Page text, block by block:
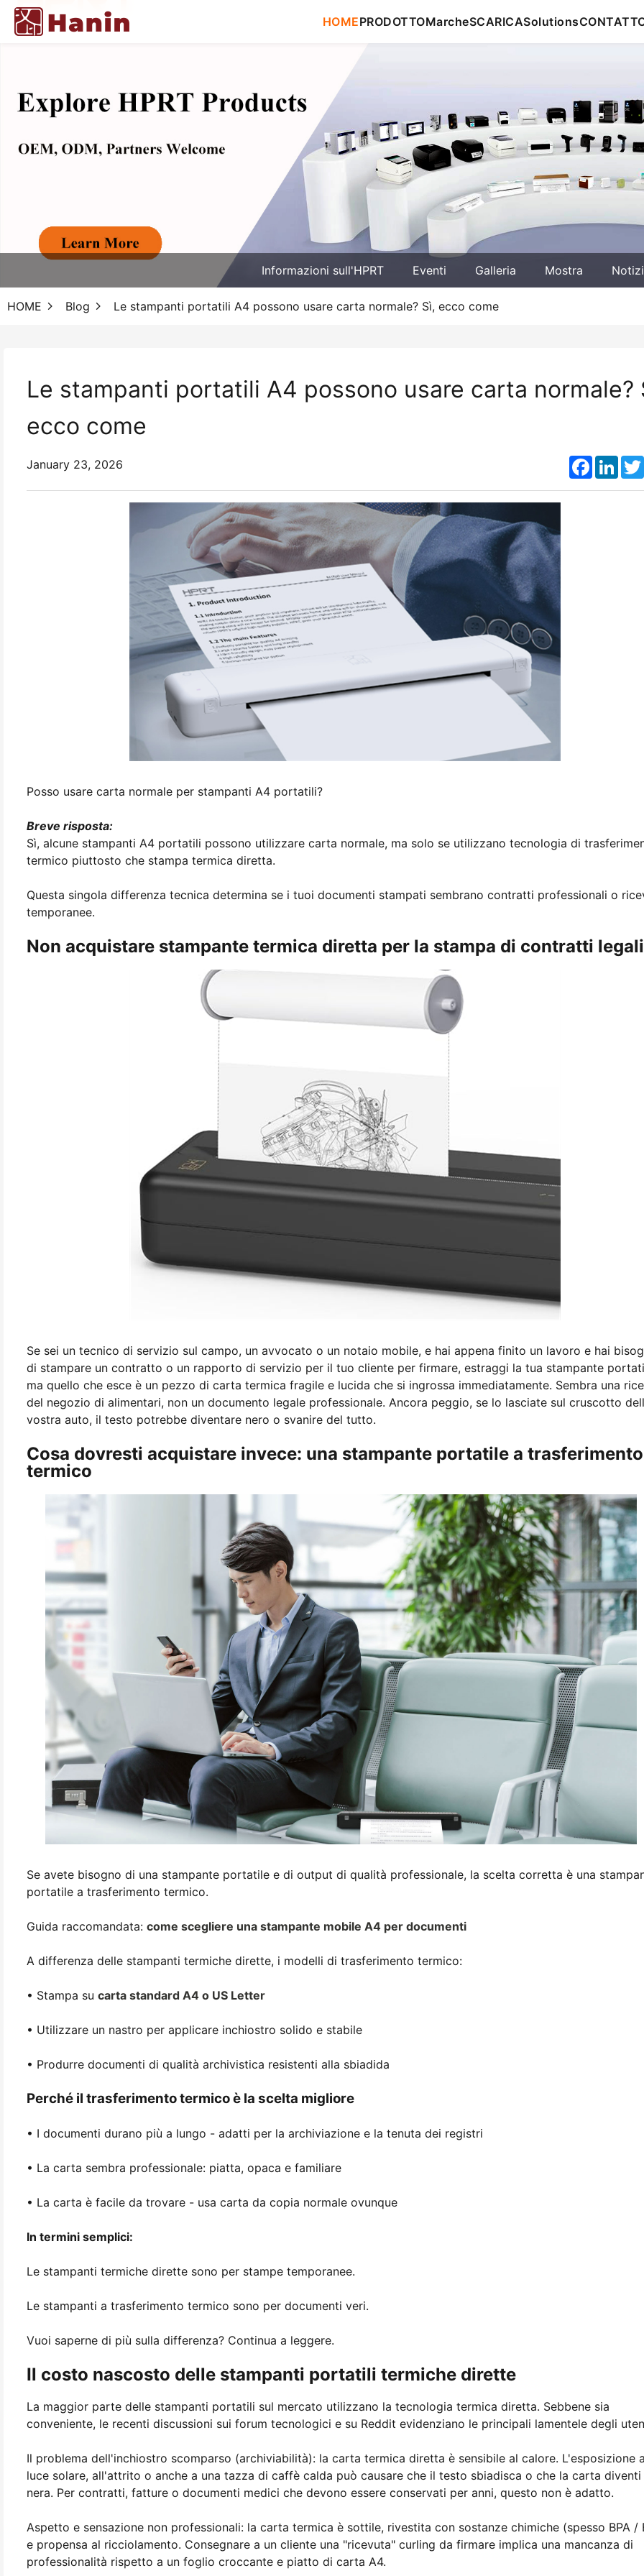
HOMEPRODOTTOMarcheSCARICASolutions
Informazioni sull'HPRT Eventi Galleria Mostra
HOME Blog Le stampanti portatili A4 possono usare carta normale? Sì, ecco come
Le stampanti portatili A4 possono usare carta normale?
ecco come
January 23, 2026
Posso usare carta normale per stampanti A4 portatili?
Breve risposta:
Sì, alcune stampanti A4 portatili possono utilizzare carta normale, ma solo se utilizzano tecnologia di
termico piuttosto che stampa termica diretta.
Questa singola differenza tecnica determina se i tuoi documenti stampati sembrano contratti professionali o
temporanee.
Non acquistare stampante termica diretta per la stampa di contratti legali
Se sei un tecnico di servizio sul campo, un avvocato o un notaio mobile, e hai appena finito un lavoro e hai
di stampare un contratto o un rapporto di servizio per il tuo cliente per firmare, estraggi la tua stampante
ma quello che esce è un pezzo di carta termica fragile e lucida che si ingrossa immediatamente. Sembra una
del negozio di alimentari, non un documento legale professionale. Ancora peggio, se lo lasciate sul cruscotto
vostra auto, il testo potrebbe diventare nero o svanire del tutto.
Cosa dovresti acquistare invece: una stampante portatile a trasferimento
termico
Se avete bisogno di una stampante portatile e di output di qualità professionale, la scelta corretta è una
portatile a trasferimento termico.
Guida raccomandata: come scegliere una stampante mobile A4 per documenti
A differenza delle stampanti termiche dirette, i modelli di trasferimento termico:
• Stampa su carta standard A4 o US Letter
• Utilizzare un nastro per applicare inchiostro solido e stabile
• Produrre documenti di qualità archivistica resistenti alla sbiadida
Perché il trasferimento termico è la scelta migliore
• I documenti durano più a lungo - adatti per la archiviazione e la tenuta dei registri
• La carta sembra professionale: piatta, opaca e familiare
• La carta è facile da trovare - usa carta da copia normale ovunque
In termini semplici:
Le stampanti termiche dirette sono per stampe temporanee.
Le stampanti a trasferimento termico sono per documenti veri.
Vuoi saperne di più sulla differenza? Continua a leggere.
Il costo nascosto delle stampanti portatili termiche dirette
La maggior parte delle stampanti portatili sul mercato utilizzano la tecnologia termica diretta. Sebbene sia
conveniente, le recenti discussioni sui forum tecnologici e su Reddit evidenziano le principali lamentele degli
Il problema dell'inchiostro scomparso (archiviabilità): la carta termica diretta è sensibile al calore. L'esposizione
luce solare, all'attrito o anche a una tazza di caffè calda può causare che il testo sbiadisca o che la carta diventi
nera. Per contratti, fatture o documenti medici che devono essere conservati per anni, questo non è adatto.
Aspetto e sensazione non professionali: la carta termica è sottile, rivestita con sostanze chimiche (spesso BPA /
e propensa al ricciolamento. Consegnare a un cliente una "ricevuta" curling da firmare implica una mancanza di
professionalità rispetto a un foglio croccante e piatto di carta A4.